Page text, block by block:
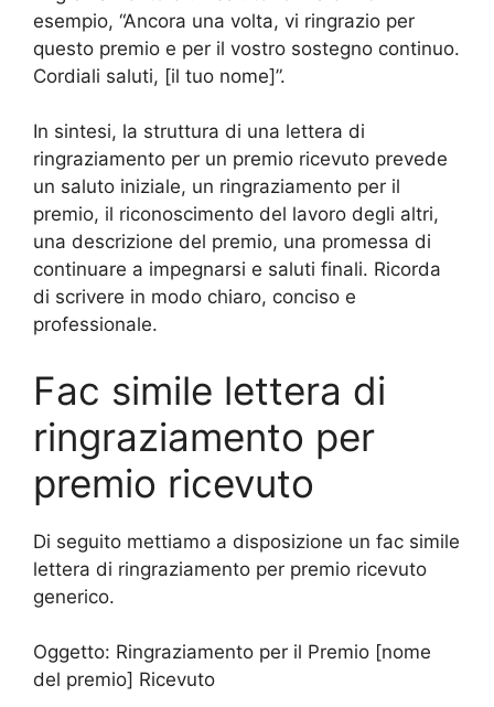
esempio, “Ancora una volta, vi ringrazio per
questo premio e per il vostro sostegno continuo.
Cordiali saluti, [il tuo nome]”.
In sintesi, la struttura di una lettera di
ringraziamento per un premio ricevuto prevede
un saluto iniziale, un ringraziamento per il
premio, il riconoscimento del lavoro degli altri,
una descrizione del premio, una promessa di
continuare a impegnarsi e saluti finali. Ricorda
di scrivere in modo chiaro, conciso e
professionale.
Fac simile lettera di
ringraziamento per
premio ricevuto
Di seguito mettiamo a disposizione un fac simile
lettera di ringraziamento per premio ricevuto
generico.
Oggetto: Ringraziamento per il Premio [nome
del premio] Ricevuto